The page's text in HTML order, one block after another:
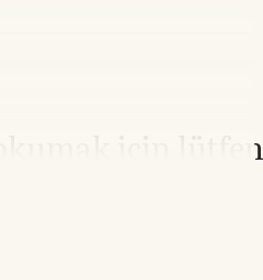
okumak için lütfen